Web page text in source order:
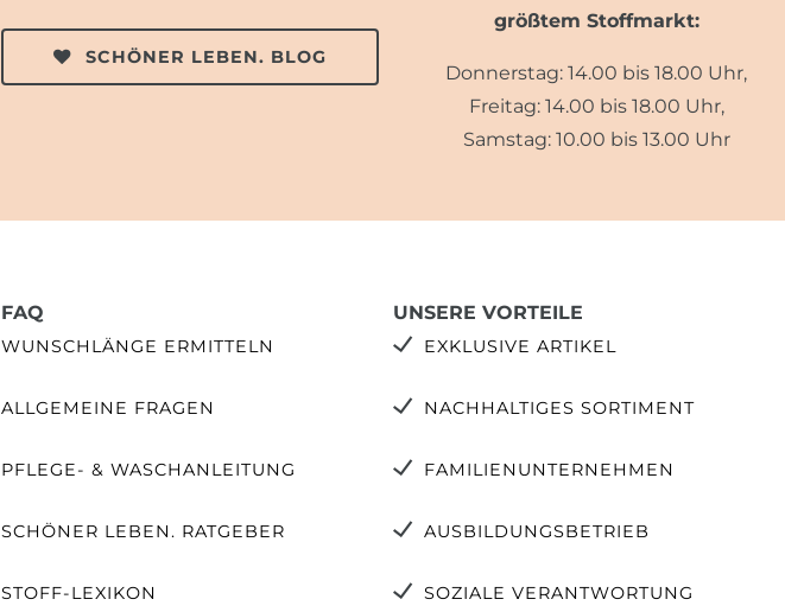
SCHÖNER LEBEN. BLOG
größtem Stoffmarkt:
Donnerstag: 14.00 bis 18.00 Uhr,
Freitag: 14.00 bis 18.00 Uhr,
Samstag: 10.00 bis 13.00 Uhr
FAQ
WUNSCHLÄNGE ERMITTELN
ALLGEMEINE FRAGEN
PFLEGE- & WASCHANLEITUNG
SCHÖNER LEBEN. RATGEBER
STOFF-LEXIKON
UNSERE VORTEILE
EXKLUSIVE ARTIKEL
NACHHALTIGES SORTIMENT
FAMILIENUNTERNEHMEN
AUSBILDUNGSBETRIEB
SOZIALE VERANTWORTUNG